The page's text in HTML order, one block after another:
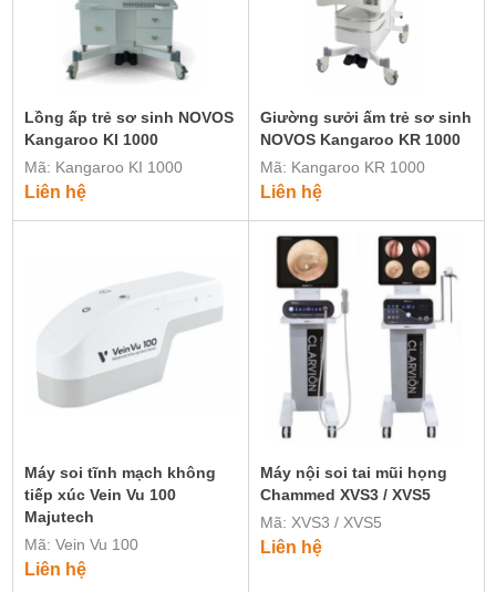
Lồng ấp trẻ sơ sinh NOVOS
Kangaroo KI 1000
Mã: Kangaroo KI 1000
Liên hệ
Giường sưởi ấm trẻ sơ sinh
NOVOS Kangaroo KR 1000
Mã: Kangaroo KR 1000
Liên hệ
Máy soi tĩnh mạch không
tiếp xúc Vein Vu 100
Majutech
Mã: Vein Vu 100
Liên hệ
Máy nội soi tai mũi họng
Chammed XVS3 / XVS5
Mã: XVS3 / XVS5
Liên hệ